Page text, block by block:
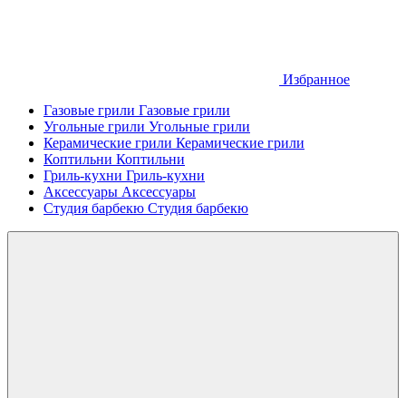
Избранное
Газовые грили Газовые грили
Угольные грили Угольные грили
Керамические грили Керамические грили
Коптильни Коптильни
Гриль-кухни Гриль-кухни
Аксессуары Аксессуары
Студия барбекю Студия барбекю